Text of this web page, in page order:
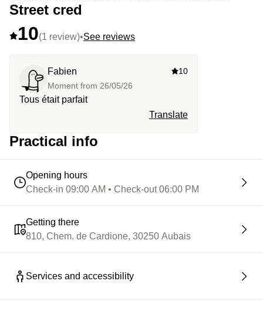
Street cred
10(1 review)•See reviews
Fabien
Moment from 26/05/26
10
Tous était parfait
Translate
Practical info
Opening hours
Check-in 09:00 AM • Check-out 06:00 PM
Getting there
810, Chem. de Cardione, 30250 Aubais
Services and accessibility